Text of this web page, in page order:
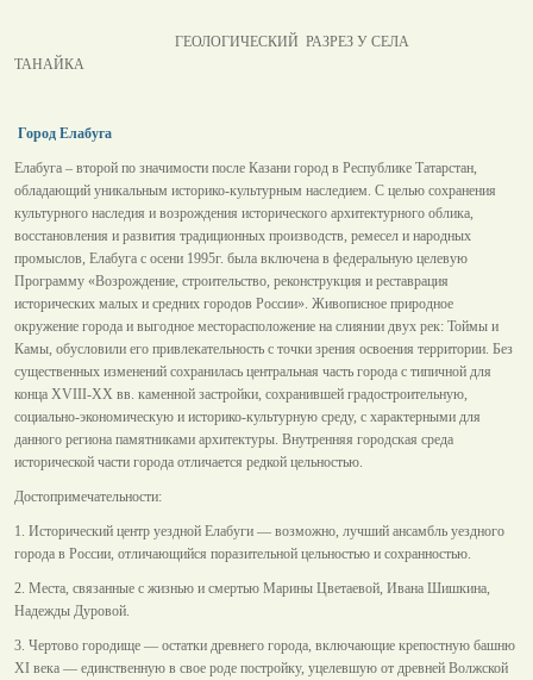
ГЕОЛОГИЧЕСКИЙ РАЗРЕЗ У СЕЛА
ТАНАЙКА
Город Елабуга
Елабуга – второй по значимости после Казани город в Республике Татарстан,
обладающий уникальным историко-культурным наследием. С целью сохранения
культурного наследия и возрождения исторического архитектурного облика,
восстановления и развития традиционных производств, ремесел и народных
промыслов, Елабуга с осени 1995г. была включена в федеральную целевую
Программу «Возрождение, строительство, реконструкция и реставрация
исторических малых и средних городов России». Живописное природное
окружение города и выгодное месторасположение на слиянии двух рек: Тоймы и
Камы, обусловили его привлекательность с точки зрения освоения территории. Без
существенных изменений сохранилась центральная часть города с типичной для
конца XVIII-XX вв. каменной застройки, сохранившей градостроительную,
социально-экономическую и историко-культурную среду, с характерными для
данного региона памятниками архитектуры. Внутренняя городская среда
исторической части города отличается редкой цельностью.
Достопримечательности:
1. Исторический центр уездной Елабуги — возможно, лучший ансамбль уездного
города в России, отличающийся поразительной цельностью и сохранностью.
2. Места, связанные с жизнью и смертью Марины Цветаевой, Ивана Шишкина,
Надежды Дуровой.
3. Чертово городище — остатки древнего города, включающие крепостную башню
XI века — единственную в свое роде постройку, уцелевшую от древней Волжской